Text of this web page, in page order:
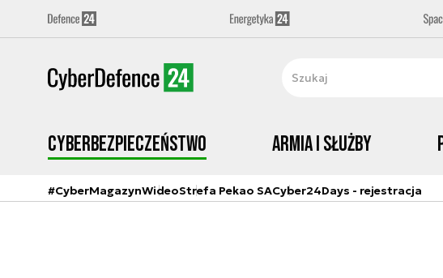
Cyberbezpieczeństwo Armia i Służby
#CyberMagazynWideoStrefa Pekao SACyber24Days - rejestracja